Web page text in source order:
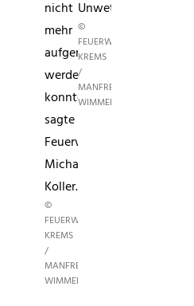
nicht
mehr
aufgenommen
werden
konnte",
sagte
Feuerwehrkommandant
Michael
Koller.
©
FEUERWEHR
KREMS
/
MANFRED
WIMMER
Unwettereinsatz.
©
FEUERWEHR
KREMS
/
MANFRED
WIMMER